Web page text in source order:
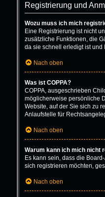
Registrierung und
Wozu muss ich mich
Eine Registrierung ist nicht
zusätzliche Funktionen, die
da sie schnell erledigt ist und
Nach oben
Was ist COPPA?
COPPA, ausgeschrieben
möglicherweise persönliche
Website, auf der Sie sich zu
Anlaufstelle für
Nach oben
Warum kann ich mich nicht
Es kann sein, dass die
sich registrieren möchten,
Nach oben